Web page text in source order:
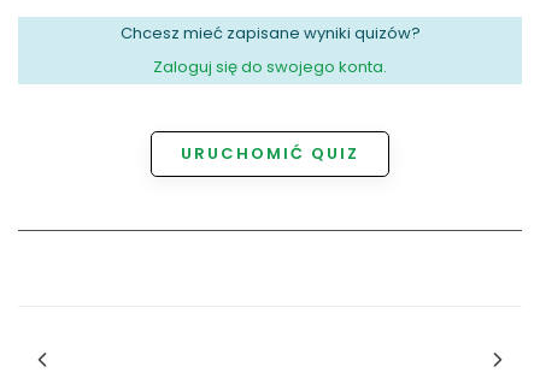
Chcesz mieć zapisane wyniki quizów?
Zaloguj się do swojego konta.
URUCHOMIĆ QUIZ